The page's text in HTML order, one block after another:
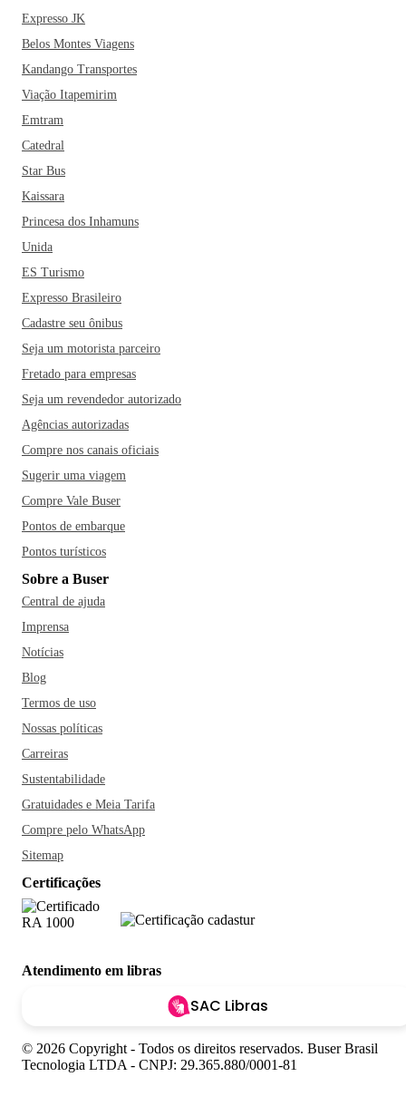
Expresso JK
Belos Montes Viagens
Kandango Transportes
Viação Itapemirim
Emtram
Catedral
Star Bus
Kaissara
Princesa dos Inhamuns
Unida
ES Turismo
Expresso Brasileiro
Cadastre seu ônibus
Seja um motorista parceiro
Fretado para empresas
Seja um revendedor autorizado
Agências autorizadas
Compre nos canais oficiais
Sugerir uma viagem
Compre Vale Buser
Pontos de embarque
Pontos turísticos
Sobre a Buser
Central de ajuda
Imprensa
Notícias
Blog
Termos de uso
Nossas políticas
Carreiras
Sustentabilidade
Gratuidades e Meia Tarifa
Compre pelo WhatsApp
Sitemap
Certificações
Atendimento em libras
SAC Libras
© 2026 Copyright - Todos os direitos reservados. Buser Brasil
Tecnologia LTDA - CNPJ: 29.365.880/0001-81